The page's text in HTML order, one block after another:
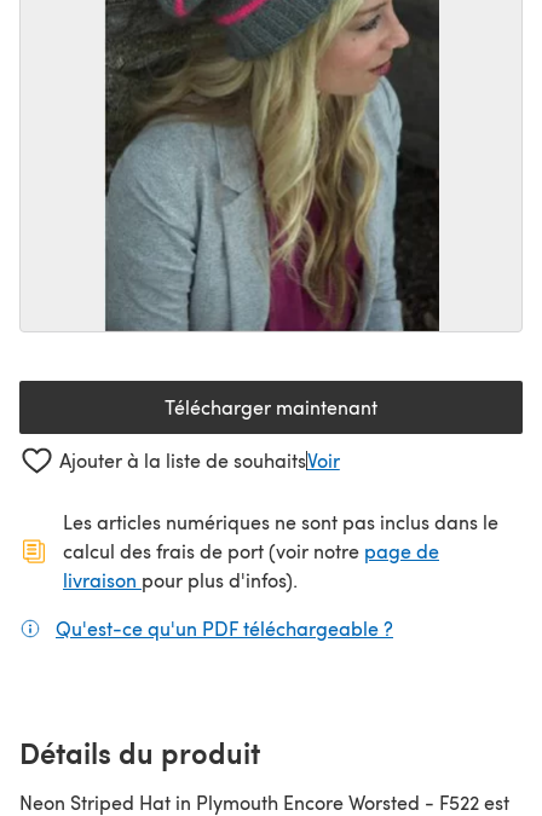
Télécharger maintenant(s'ouvre dans un nouvel
Ajouter à la liste de souhaitsVoir
Les articles numériques ne sont pas inclus dans le
calcul des frais de port (voir notre page de
livraison (s'ouvre dans un nouvel onglet)
pour plus d'infos).
Qu'est-ce qu'un PDF téléchargeable ?
Détails du produit
Neon Striped Hat in Plymouth Encore Worsted - F522 est